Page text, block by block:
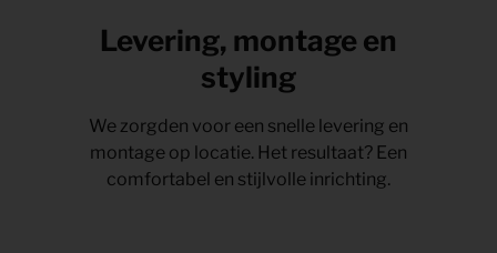
Levering, montage en
styling
We zorgden voor een snelle levering en
montage op locatie. Het resultaat? Een
comfortabel en stijlvolle inrichting.